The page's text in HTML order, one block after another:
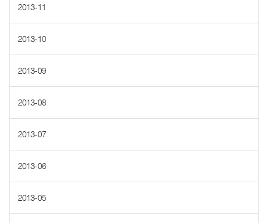
2013-11
2013-10
2013-09
2013-08
2013-07
2013-06
2013-05